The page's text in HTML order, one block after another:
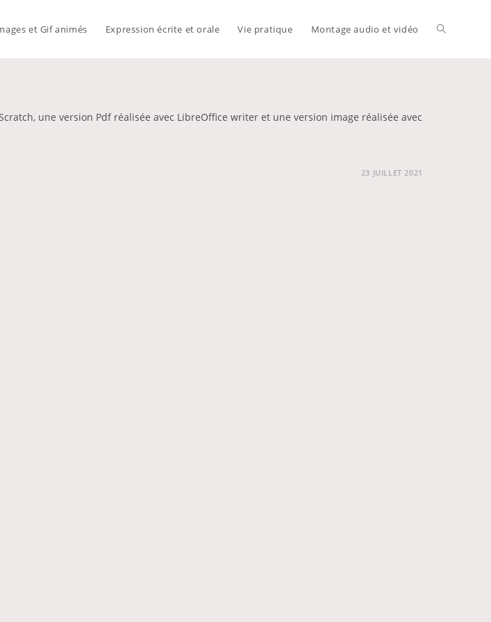
et Gif animés Expression écrite et orale Vie pratique Montage audio et vidéo Toggle
une version Pdf réalisée avec LibreOffice writer et une version image réalisée avec
23 JUILLET 2021